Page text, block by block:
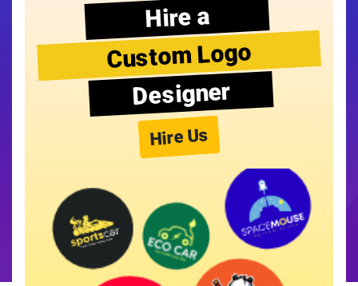
Hire a
Custom Logo
Designer
Hire Us